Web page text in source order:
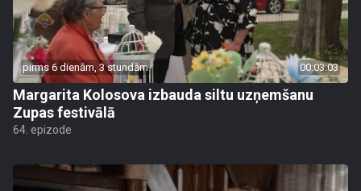
pirms 6 dienām, 3 stundām 00:03:03
Margarita Kolosova izbauda siltu uzņemšanu
Zupas festivālā
64. epizode